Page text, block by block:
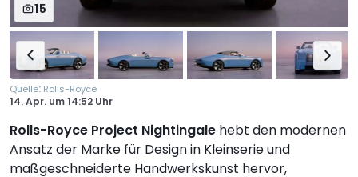
15
Quelle: Rolls-Royce
14. Apr. um14:52 Uhr
Rolls-Royce Project Nightingale hebt den modernen
Ansatz der Marke für Design in Kleinserie und
maßgeschneiderte Handwerkskunst hervor,